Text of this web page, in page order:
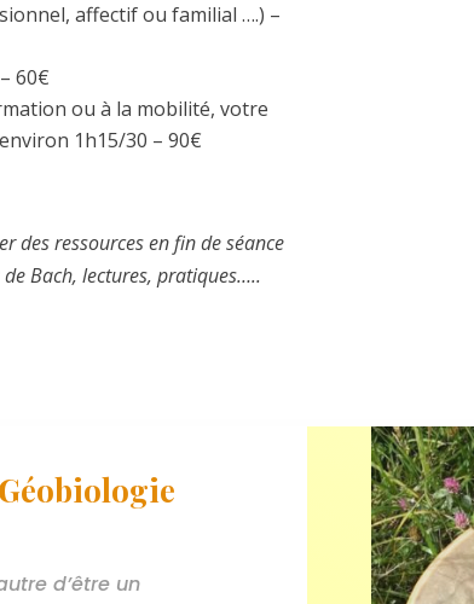
affectif ou familial ….) –
60€
ou à la mobilité, votre
1h15/30 – 90€
des ressources en fin de séance
Bach, lectures, pratiques…..
d’être un